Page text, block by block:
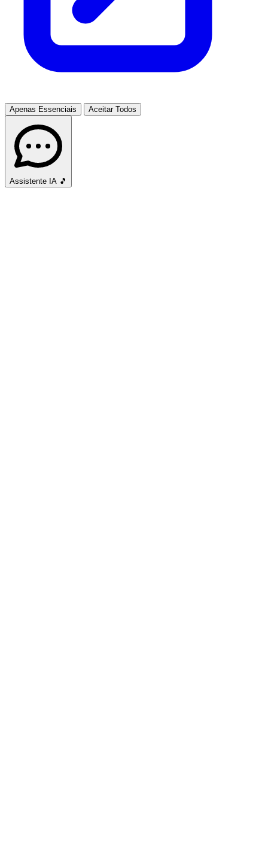
Apenas Essenciais Aceitar Todos
Assistente IA 🎵